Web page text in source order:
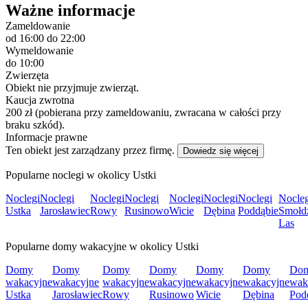
Ważne informacje
Zameldowanie
od 16:00 do 22:00
Wymeldowanie
do 10:00
Zwierzęta
Obiekt nie przyjmuje zwierząt.
Kaucja zwrotna
200 zł (pobierana przy zameldowaniu, zwracana w całości przy
braku szkód).
Informacje prawne
Ten obiekt jest zarządzany przez firmę.
Dowiedz się więcej
Popularne noclegi w okolicy Ustki
Noclegi
Ustka
Noclegi
Jarosławiec
Noclegi
Rowy
Noclegi
Rusinowo
Noclegi
Wicie
Noclegi
Dębina
Noclegi
Poddąbie
Las
Popularne domy wakacyjne w okolicy Ustki
Domy
wakacyjne
Ustka
Domy
wakacyjne
Jarosławiec
Domy
wakacyjne
Rowy
Domy
wakacyjne
Rusinowo
Domy
wakacyjne
Wicie
Domy
wakacyjne
Dębina